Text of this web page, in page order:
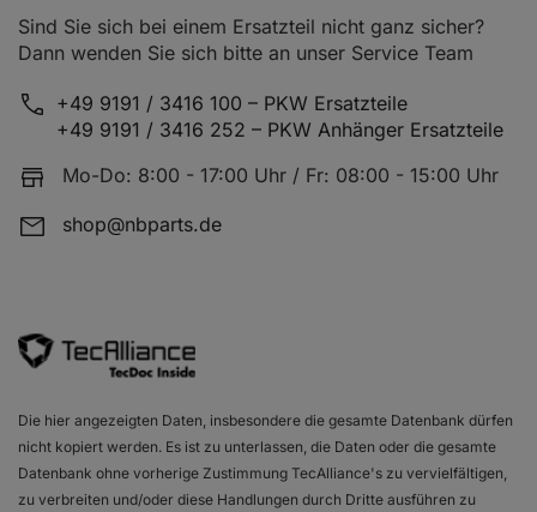
Sind Sie sich bei einem Ersatzteil nicht ganz sicher?
Dann wenden Sie sich bitte an unser Service Team
+49 9191 / 3416 100 – PKW Ersatzteile
+49 9191 / 3416 252 – PKW Anhänger Ersatzteile
Mo-Do: 8:00 - 17:00 Uhr / Fr: 08:00 - 15:00 Uhr
shop@nbparts.de
Die hier angezeigten Daten, insbesondere die gesamte Datenbank dürfen
nicht kopiert werden. Es ist zu unterlassen, die Daten oder die gesamte
Datenbank ohne vorherige Zustimmung TecAlliance's zu vervielfältigen,
zu verbreiten und/oder diese Handlungen durch Dritte ausführen zu